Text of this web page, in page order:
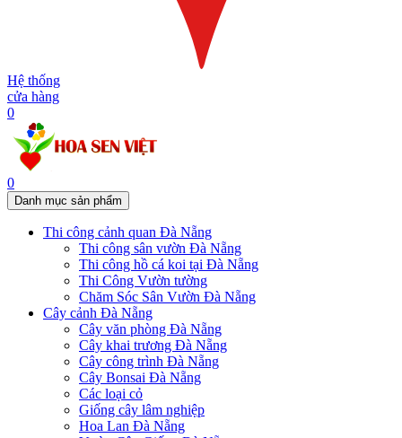
Hệ thống
cửa hàng
0
0
Danh mục sản phẩm
Thi công cảnh quan Đà Nẵng
Thi công sân vườn Đà Nẵng
Thi công hồ cá koi tại Đà Nẵng
Thi Công Vườn tường
Chăm Sóc Sân Vườn Đà Nẵng
Cây cảnh Đà Nẵng
Cây văn phòng Đà Nẵng
Cây khai trương Đà Nẵng
Cây công trình Đà Nẵng
Cây Bonsai Đà Nẵng
Các loại cỏ
Giống cây lâm nghiệp
Hoa Lan Đà Nẵng